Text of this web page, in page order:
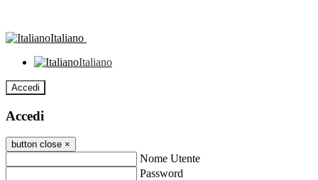
Italiano
Italiano
Accedi
Accedi
button close ×
Nome Utente
Password